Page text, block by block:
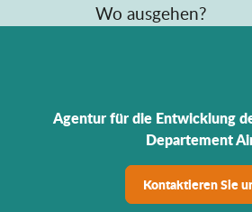
Wo ausgehen?
Agentur für die Entwicklung
Departement
Kontaktieren Sie